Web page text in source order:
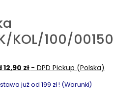
KOL/100/
12,90 zł - DPD Pickup (Polska)
już od 199 zł ! (Warunki)